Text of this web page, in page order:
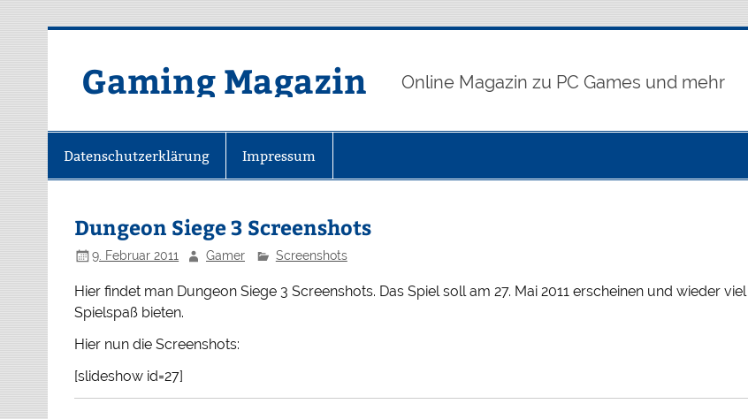
Gaming Magazin Online Magazin zu PC Games und mehr
Datenschutzerklärung Impressum
Dungeon Siege 3 Screenshots
9. Februar 2011 Gamer Screenshots
Hier findet man Dungeon Siege 3 Screenshots. Das Spiel soll am 27. Mai 2011 erscheinen und wieder viel
Spielspaß bieten.
Hier nun die Screenshots:
[slideshow id=27]